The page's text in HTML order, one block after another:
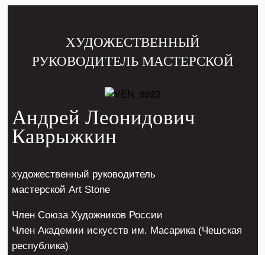
ХУДОЖЕСТВЕННЫЙ
РУКОВОДИТЕЛЬ МАСТЕРСКОЙ
Андрей Леонидович
Каврыжкин
художественный руководитель
мастерской Art Stone
Член Союза Художников России
Член Академии искусств им. Масарика (Чешская
республика)